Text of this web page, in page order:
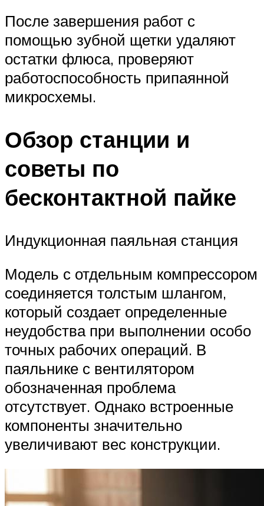
После завершения работ с
помощью зубной щетки удаляют
остатки флюса, проверяют
работоспособность припаянной
микросхемы.
Обзор станции и
советы по
бесконтактной пайке
Индукционная паяльная станция
Модель с отдельным компрессором
соединяется толстым шлангом,
который создает определенные
неудобства при выполнении особо
точных рабочих операций. В
паяльнике с вентилятором
обозначенная проблема
отсутствует. Однако встроенные
компоненты значительно
увеличивают вес конструкции.